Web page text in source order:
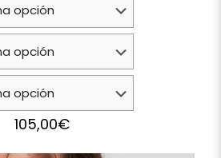
105,00€